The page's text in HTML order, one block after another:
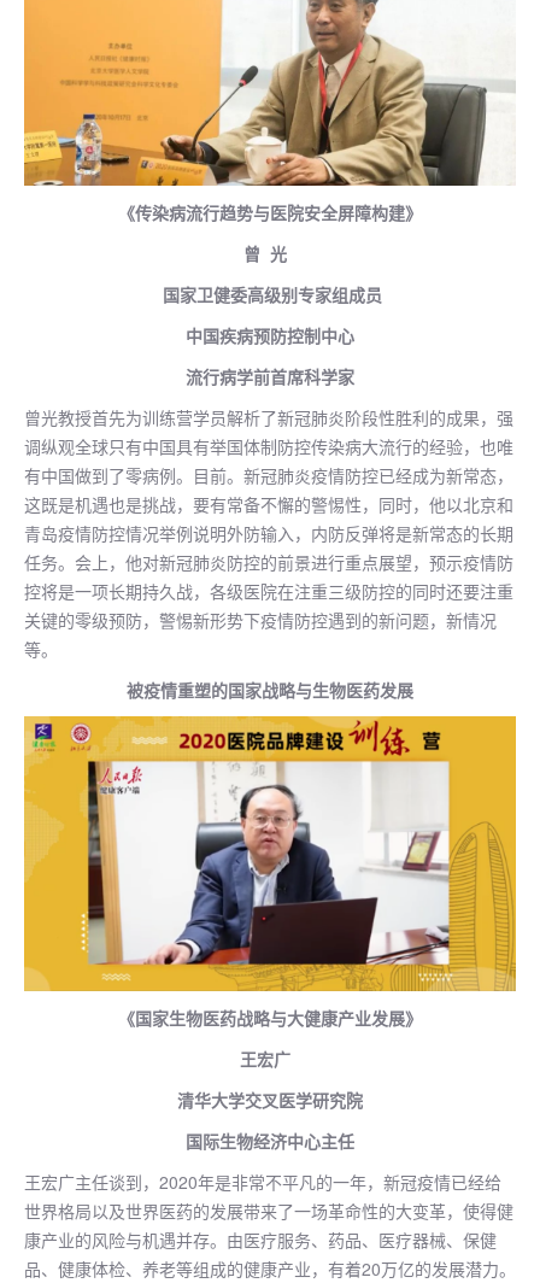
《传染病流行趋势与医院安全屏障构建》
曾 光
国家卫健委高级别专家组成员
中国疾病预防控制中心
流行病学前首席科学家
曾光教授首先为训练营学员解析了新冠肺炎阶段性胜利的成果，强
调纵观全球只有中国具有举国体制防控传染病大流行的经验，也唯
有中国做到了零病例。目前。新冠肺炎疫情防控已经成为新常态，
这既是机遇也是挑战，要有常备不懈的警惕性，同时，他以北京和
青岛疫情防控情况举例说明外防输入，内防反弹将是新常态的长期
任务。会上，他对新冠肺炎防控的前景进行重点展望，预示疫情防
控将是一项长期持久战，各级医院在注重三级防控的同时还要注重
关键的零级预防，警惕新形势下疫情防控遇到的新问题，新情况
等。
被疫情重塑的国家战略与生物医药发展
《国家生物医药战略与大健康产业发展》
王宏广
清华大学交叉医学研究院
国际生物经济中心主任
王宏广主任谈到，2020年是非常不平凡的一年，新冠疫情已经给
世界格局以及世界医药的发展带来了一场革命性的大变革，使得健
康产业的风险与机遇并存。由医疗服务、药品、医疗器械、保健
品、健康体检、养老等组成的健康产业，有着20万亿的发展潜力。